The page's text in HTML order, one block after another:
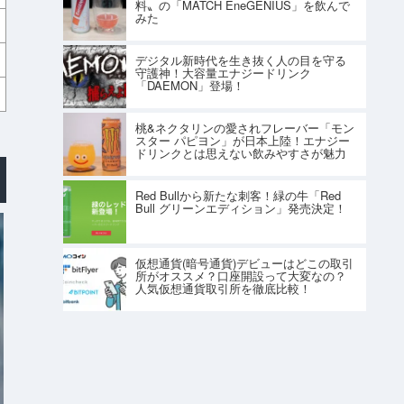
料〟の「MATCH EneGENIUS」を飲んで
みた
デジタル新時代を生き抜く人の目を守る
守護神！大容量エナジードリンク
「DAEMON」登場！
桃&ネクタリンの愛されフレーバー「モン
スター パピヨン」が日本上陸！エナジー
ドリンクとは思えない飲みやすさが魅力
Red Bullから新たな刺客！緑の牛「Red
Bull グリーンエディション」発売決定！
仮想通貨(暗号通貨)デビューはどこの取引
所がオススメ？口座開設って大変なの？
人気仮想通貨取引所を徹底比較！